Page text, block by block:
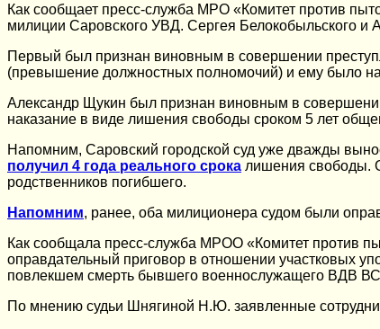
Как сообщает пресс-служба МРО «Комитет против
милиции Саровского УВД. Сергея Белокобыльского и
Первый был признан виновным в совершении
(превышение должностных полномочий) и ему было
Александр Щукин был признан виновным в
наказание в виде лишения свободы сроком 5 лет
Напомним, Саровский городской суд уже дважды
получил 4 года реального срока лишения свободы.
родственников погибшего.
Напомним, ранее, оба милиционера судом были
Как сообщала пресс-служба МРОО «Комитет против
оправдательный приговор в отношении участковых
повлекшем смерть бывшего военнослужащего ВДВ
По мнению судьи Шнягиной Н.Ю. заявленные